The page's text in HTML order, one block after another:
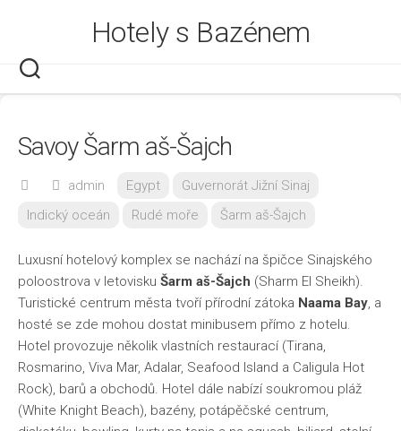
Hotely s Bazénem
Savoy Šarm aš-Šajch
admin Egypt
Guvernorát Jižní Sinaj
Indický oceán
Rudé moře Šarm aš-Šajch
Luxusní hotelový komplex se nachází na špičce Sinajského
poloostrova v letovisku Šarm aš-Šajch (Sharm El Sheikh).
Turistické centrum města tvoří přírodní zátoka Naama Bay, a
hosté se zde mohou dostat minibusem přímo z hotelu.
Hotel provozuje několik vlastních restaurací (Tirana,
Rosmarino, Viva Mar, Adalar, Seafood Island a Caligula Hot
Rock), barů a obchodů. Hotel dále nabízí soukromou pláž
(White Knight Beach), bazény, potápěčské centrum,